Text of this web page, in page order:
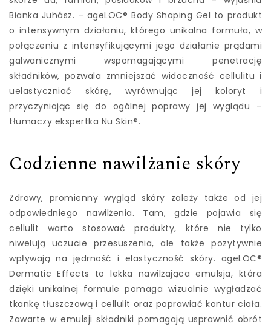
Bianka Juhász. – ageLOC® Body Shaping Gel to produkt
o intensywnym działaniu, którego unikalna formuła, w
połączeniu z intensyfikującymi jego działanie prądami
galwanicznymi wspomagającymi penetrację
składników, pozwala zmniejszać widoczność cellulitu i
uelastyczniać skórę, wyrównując jej koloryt i
przyczyniając się do ogólnej poprawy jej wyglądu –
tłumaczy ekspertka Nu Skin®.
Codzienne nawilżanie skóry
Zdrowy, promienny wygląd skóry zależy także od jej
odpowiedniego nawilżenia. Tam, gdzie pojawia się
cellulit warto stosować produkty, które nie tylko
niwelują uczucie przesuszenia, ale także pozytywnie
wpływają na jędrność i elastyczność skóry. ageLOC®
Dermatic Effects to lekka nawilżająca emulsja, która
dzięki unikalnej formule pomaga wizualnie wygładzać
tkankę tłuszczową i cellulit oraz poprawiać kontur ciała.
Zawarte w emulsji składniki pomagają usprawnić obrót